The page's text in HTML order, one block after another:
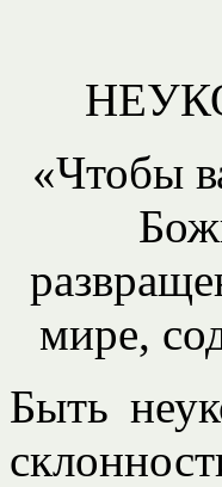
«Чтобы
мире,
Быть